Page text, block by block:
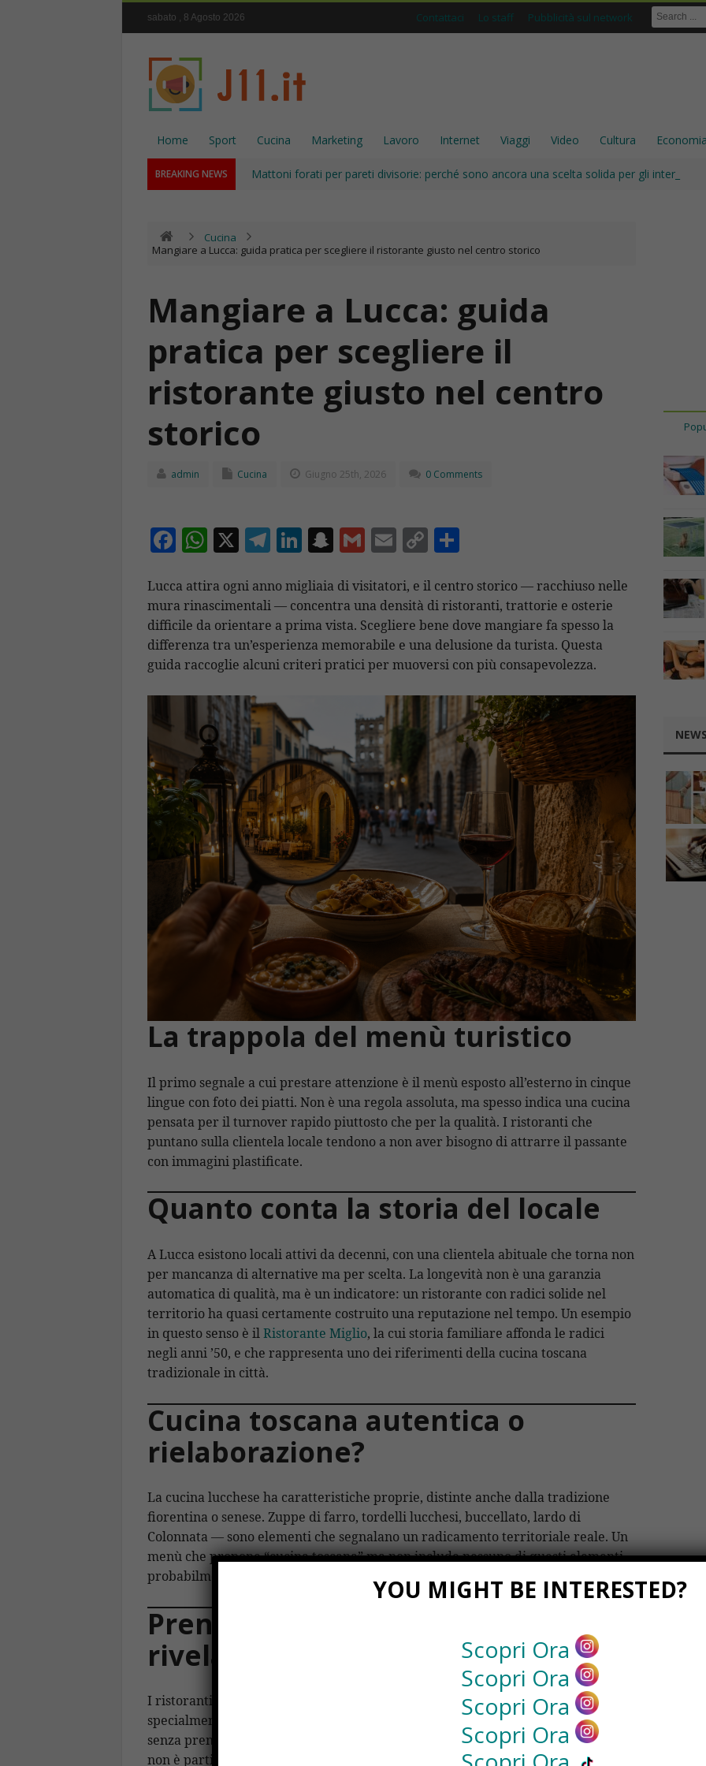
sabato , 8 Agosto 2026 Contattaci Lo staff Pubblicità sul network
Home Sport Cucina Marketing Lavoro Internet Viaggi Video Cultura
BREAKING NEWS Mattoni forati per pareti divisorie: perché sono ancora una scelta solida per gli interni
Cucina
Mangiare a Lucca: guida pratica per scegliere il ristorante giusto nel centro storico
Mangiare a Lucca: guida
pratica per scegliere il
ristorante giusto nel centro
storico
admin Cucina Giugno 25th, 2026 0 Comments
F
e
b
o
o
k
W
at
s
A
p
p
X T
e
gr
a
m
Li
k
e
dI
n
S
a
p
c
h
G
ai
l
E
ai
l
C
p
y
Li
n
k
n
di
vi
di
Lucca attira ogni anno migliaia di visitatori, e il centro storico — racchiuso nelle
mura rinascimentali — concentra una densità di ristoranti, trattorie e osterie
difficile da orientare a prima vista. Scegliere bene dove mangiare fa spesso la
differenza tra un’esperienza memorabile e una delusione da turista. Questa
guida raccoglie alcuni criteri pratici per muoversi con più consapevolezza.
La trappola del menù turistico
Il primo segnale a cui prestare attenzione è il menù esposto all’esterno in cinque
lingue con foto dei piatti. Non è una regola assoluta, ma spesso indica una cucina
pensata per il turnover rapido piuttosto che per la qualità. I ristoranti che
puntano sulla clientela locale tendono a non aver bisogno di attrarre il passante
con immagini plastificate.
Quanto conta la storia del locale
A Lucca esistono locali attivi da decenni, con una clientela abituale che torna non
per mancanza di alternative ma per scelta. La longevità non è una garanzia
automatica di qualità, ma è un indicatore: un ristorante con radici solide nel
territorio ha quasi certamente costruito una reputazione nel tempo. Un esempio
in questo senso è ilRistorante Miglio, la cui storia familiare affonda le radici
negli anni ’50, e che rappresenta uno dei riferimenti della cucina toscana
tradizionale in città.
Cucina toscana autentica o
rielaborazione?
La cucina lucchese ha caratteristiche proprie, distinte anche dalla tradizione
fiorentina o senese. Zuppe di farro, tordelli lucchesi, buccellato, lardo di
Colonnata — sono elementi che segnalano un radicamento territoriale reale. Un
menù che propone “cucina toscana” ma non include nessuno di questi elementi
probabilmente punta più sull’immaginario che sulla sostanza.
Prenotazione e orari: un dettaglio
rivelatore
I ristoranti con una clientela affezionata tendono ad esaurire i posti,
specialmente nel weekend e in alta stagione. Se un locale è sempre disponibile
senza prenotazione in qualsiasi orario, può essere un segnale che la domanda
non è particolarmente alta. Al contrario, dover prenotare con qualche giorno di
YOU MIGHT BE INTERESTED?
Scopri Ora
Scopri Ora
Scopri Ora
Scopri Ora